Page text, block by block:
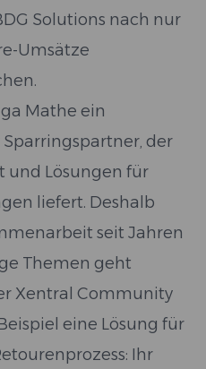
Solutions nach nur
Umsätze
Mathe ein
der
und Lösungen für
liefert. Deshalb
seit Jahren
Themen geht
Xentral Community
eine Lösung für
Ihr